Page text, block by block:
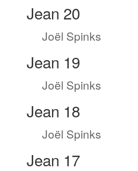
Jean 20
Joël Spinks
Jean 19
Joël Spinks
Jean 18
Joël Spinks
Jean 17